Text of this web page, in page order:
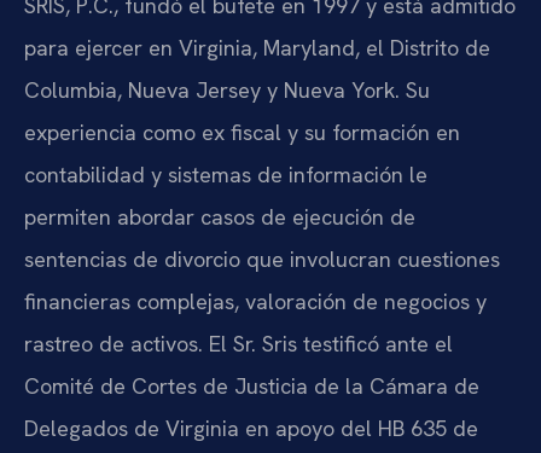
SRIS, P.C., fundó el bufete en 1997 y está admitido
para ejercer en Virginia, Maryland, el Distrito de
Columbia, Nueva Jersey y Nueva York. Su
experiencia como ex fiscal y su formación en
contabilidad y sistemas de información le
permiten abordar casos de ejecución de
sentencias de divorcio que involucran cuestiones
financieras complejas, valoración de negocios y
rastreo de activos. El Sr. Sris testificó ante el
Comité de Cortes de Justicia de la Cámara de
Delegados de Virginia en apoyo del HB 635 de